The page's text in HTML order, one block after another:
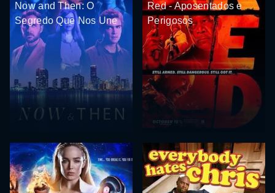
Now and Then: O
Segredo Que Nos Une
Red - Aposentados e
Perigosos